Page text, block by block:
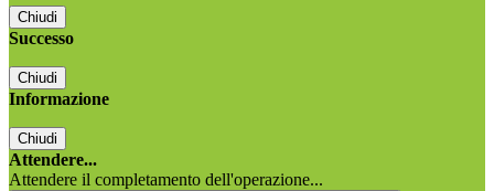
Chiudi
Successo
Chiudi
Informazione
Chiudi
Attendere...
Attendere il completamento dell'operazione...